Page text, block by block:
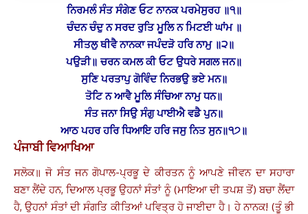
ਨਿਰਮਲੰ ਸੰਤ ਸੰਗੇਣ ਓਟ ਨਾਨਕ ਪਰਮੇਸੁਰਹ ॥੧॥
ਚੰਦਨ ਚੰਦੁ ਨ ਸਰਦ ਰੁਤਿ ਮੂਲਿ ਨ ਮਿਟਈ ਘਾਂਮ ॥
ਸੀਤਲੁ ਥੀਵੈ ਨਾਨਕਾ ਜਪੰਦੜੋ ਹਰਿ ਨਾਮੁ ॥੨॥
ਪਉੜੀ॥ ਚਰਨ ਕਮਲ ਕੀ ਓਟ ਉਧਰੇ ਸਗਲ ਜਨ॥
ਸੁਣਿ ਪਰਤਾਪੁ ਗੋਵਿੰਦ ਨਿਰਭਉ ਭਏ ਮਨ॥
ਤੋਟਿ ਨ ਆਵੈ ਮੂਲਿ ਸੰਚਿਆ ਨਾਮੁ ਧਨ॥
ਸੰਤ ਜਨਾ ਸਿਉ ਸੰਗੁ ਪਾਈਐ ਵਡੈ ਪੁਨ॥
ਆਠ ਪਹਰ ਹਰਿ ਧਿਆਇ ਹਰਿ ਜਸੁ ਨਿਤ ਸੁਨ॥੧੭॥
ਪੰਜਾਬੀ ਵਿਆਖਿਆ
ਸਲੋਕ॥ ਜੋ ਸੰਤ ਜਨ ਗੋਪਾਲ-ਪ੍ਰਭੂ ਦੇ ਕੀਰਤਨ ਨੂੰ ਆਪਣੇ ਜੀਵਨ ਦਾ ਸਹਾਰਾ
ਬਣਾ ਲੈਂਦੇ ਹਨ, ਦਿਆਲ ਪ੍ਰਭੂ ਉਹਨਾਂ ਸੰਤਾਂ ਨੂੰ (ਮਾਇਆ ਦੀ ਤਪਸ਼ ਤੋਂ) ਬਚਾ ਲੈਂਦਾ
ਹੈ, ਉਹਨਾਂ ਸੰਤਾਂ ਦੀ ਸੰਗਤਿ ਕੀਤਿਆਂ ਪਵਿਤ੍ਰ ਹੋ ਜਾਈਦਾ ਹੈ। ਹੇ ਨਾਨਕ! (ਤੂੰ ਭੀ